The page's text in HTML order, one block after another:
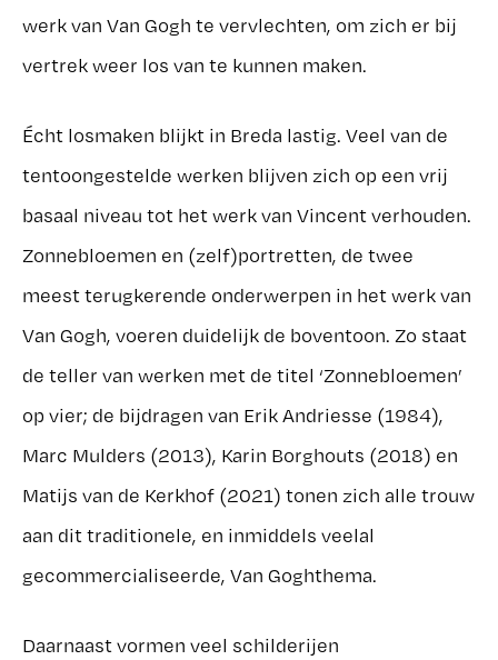
werk van Van Gogh te vervlechten, om zich er bij
vertrek weer los van te kunnen maken.
Écht losmaken blijkt in Breda lastig. Veel van de
tentoongestelde werken blijven zich op een vrij
basaal niveau tot het werk van Vincent verhouden.
Zonnebloemen en (zelf)portretten, de twee
meest terugkerende onderwerpen in het werk van
Van Gogh, voeren duidelijk de boventoon. Zo staat
de teller van werken met de titel ‘Zonnebloemen’
op vier; de bijdragen van Erik Andriesse (1984),
Marc Mulders (2013), Karin Borghouts (2018) en
Matijs van de Kerkhof (2021) tonen zich alle trouw
aan dit traditionele, en inmiddels veelal
gecommercialiseerde, Van Goghthema.
Daarnaast vormen veel schilderijen